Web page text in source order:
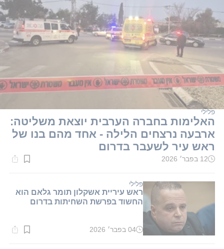
פלילי
האלימות בחברה הערבית יוצאת משליטה:
ארבעה נרצחים הלילה - אחד מהם בנו של
ראש עיר לשעבר בדרום
זמן
דקות.
12 בפבר׳ 2026
פלילי
ראש עיריית אשקלון תומר גלאם הוא
החשוד בפרשת השחיתות בדרום
זמן04 בפבר׳ 2026